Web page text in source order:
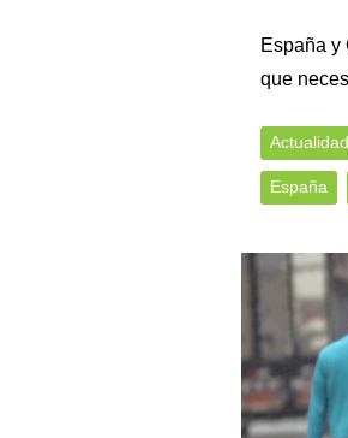
España y
que
Actualidad
España